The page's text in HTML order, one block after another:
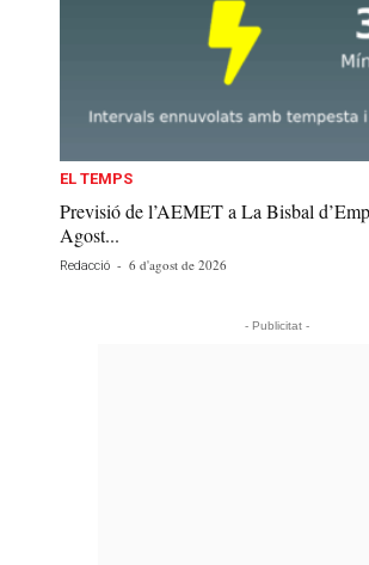
EL TEMPS
Previsió de l’AEMET a La Bisbal
Agost...
Redacció - 6 d'agost de 2026
- Publicitat -